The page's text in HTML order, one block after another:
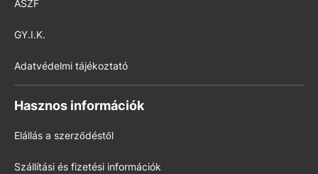
ÁSZF
GY.I.K.
Adatvédelmi tájékoztató
Hasznos információk
Elállás a szerződéstől
Szállítási és fizetési információk